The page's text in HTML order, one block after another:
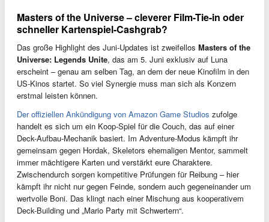
Masters of the Universe – cleverer Film-Tie-in oder
schneller Kartenspiel-Cashgrab?
Das große Highlight des Juni-Updates ist zweifellos Masters of the
Universe: Legends Unite, das am 5. Juni exklusiv auf Luna
erscheint – genau am selben Tag, an dem der neue Kinofilm in den
US-Kinos startet. So viel Synergie muss man sich als Konzern
erstmal leisten können.
Der offiziellen Ankündigung von Amazon Game Studios zufolge
handelt es sich um ein Koop-Spiel für die Couch, das auf einer
Deck-Aufbau-Mechanik basiert. Im Adventure-Modus kämpft ihr
gemeinsam gegen Hordak, Skeletors ehemaligen Mentor, sammelt
immer mächtigere Karten und verstärkt eure Charaktere.
Zwischendurch sorgen kompetitive Prüfungen für Reibung – hier
kämpft ihr nicht nur gegen Feinde, sondern auch gegeneinander um
wertvolle Boni. Das klingt nach einer Mischung aus kooperativem
Deck-Building und „Mario Party mit Schwertern“.